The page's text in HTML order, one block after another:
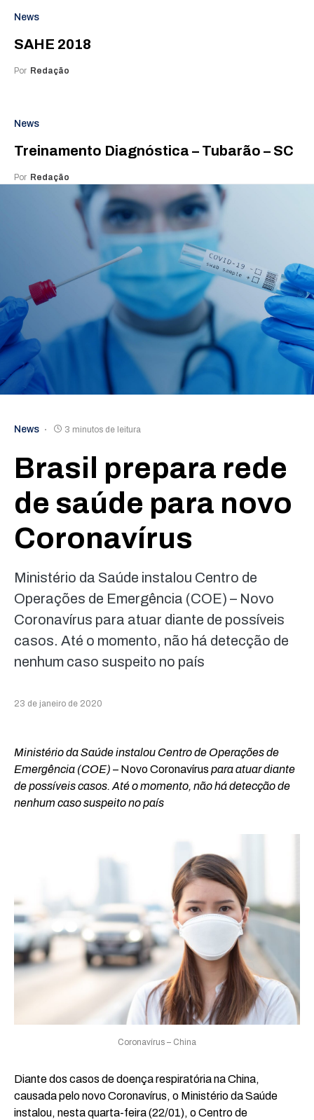
News
SAHE 2018
Por Redação
News
Treinamento Diagnóstica – Tubarão – SC
Por Redação
News 3 minutos de leitura
Brasil prepara rede
de saúde para novo
Coronavírus
Ministério da Saúde instalou Centro de
Operações de Emergência (COE) – Novo
Coronavírus para atuar diante de possíveis
casos. Até o momento, não há detecção de
nenhum caso suspeito no país
23 de janeiro de 2020
Ministério da Saúde instalou Centro de Operações de
Emergência (COE) – Novo Coronavírus para atuar diante
de possíveis casos. Até o momento, não há detecção de
nenhum caso suspeito no país
Coronavírus – China
Diante dos casos de doença respiratória na China,
causada pelo novo Coronavírus, o Ministério da Saúde
instalou, nesta quarta-feira (22/01), o Centro de